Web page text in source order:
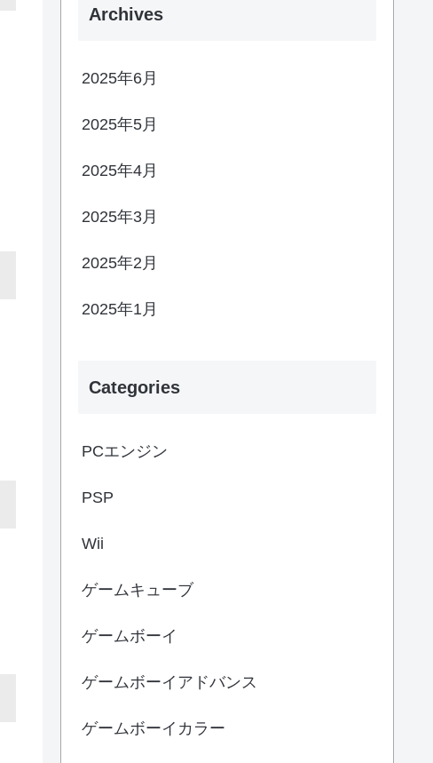
Archives
2025年6月
2025年5月
2025年4月
2025年3月
2025年2月
2025年1月
Categories
PCエンジン
PSP
Wii
ゲームキューブ
ゲームボーイ
ゲームボーイアドバンス
ゲームボーイカラー